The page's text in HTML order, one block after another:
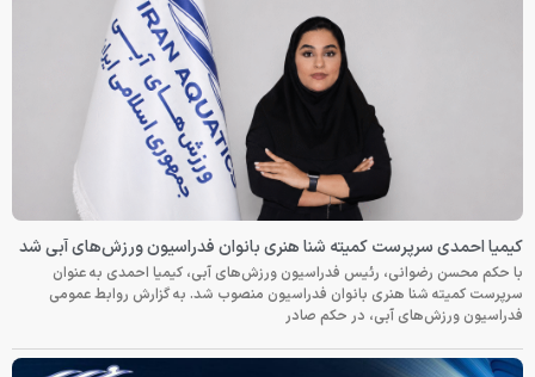
کیمیا احمدی سرپرست کمیته شنا هنری بانوان فدراسیون ورزش‌های آبی شد
با حکم محسن رضوانی، رئیس فدراسیون ورزش‌های آبی، کیمیا احمدی به عنوان
سرپرست کمیته شنا هنری بانوان فدراسیون منصوب شد. به گزارش روابط عمومی
فدراسیون ورزش‌های آبی، در حکم صادر